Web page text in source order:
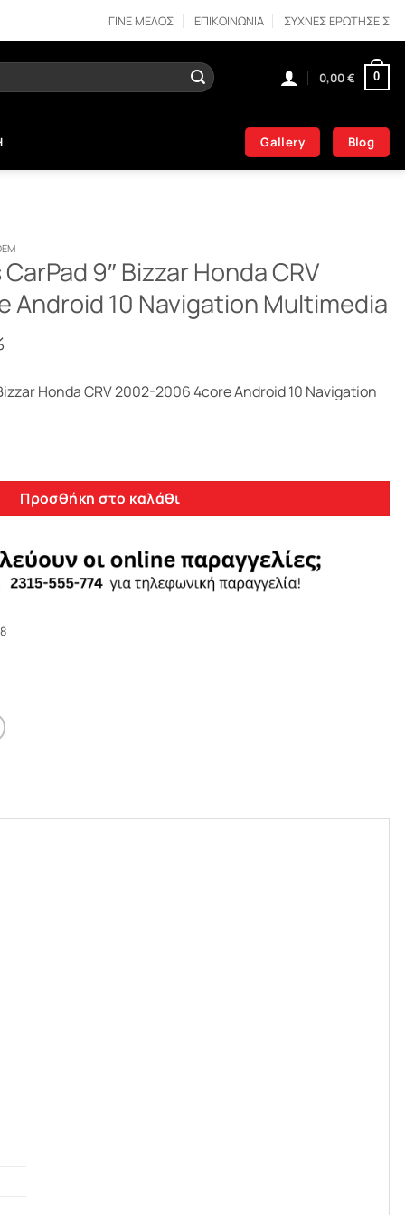
ΓΙΝΕ ΜΕΛΟΣ ΕΠΙΚΟΙΝΩΝΙΑ ΣΥΧΝΕΣ ΕΡΩΤΗΣΕΙΣ
0,00€ 0
Gallery Blog
9″ Bizzar Honda CRV
10 Navigation Multimedia
Honda CRV 2002-2006 4core Android 10 Navigation
Honda CRV 2002-2006 4core Android 10 Navigation
Προσθήκη στο καλάθι